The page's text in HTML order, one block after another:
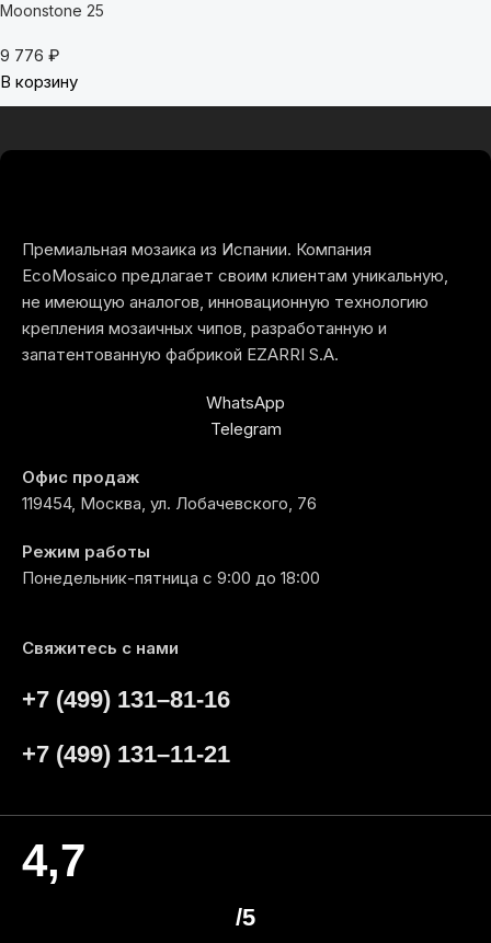
Moonstone 25
9 776 ₽
В корзину
Премиальная мозаика из Испании. Компания
EcoMosaico предлагает своим клиентам уникальную,
не имеющую аналогов, инновационную технологию
крепления мозаичных чипов, разработанную и
запатентованную фабрикой EZARRI S.A.
WhatsApp
Telegram
Офис продаж
119454, Москва, ул. Лобачевского, 76
Режим работы
Понедельник-пятница с 9:00 до 18:00
Свяжитесь с нами
+7 (499) 131–81-16
+7 (499) 131–11-21
4,7
/5